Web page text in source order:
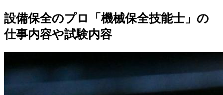
設備保全のプロ「機械保全技能士」の
仕事内容や試験内容